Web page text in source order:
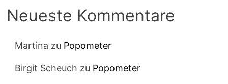
Neueste Kommentare
Martina zu Popometer
Birgit Scheuch zu Popometer